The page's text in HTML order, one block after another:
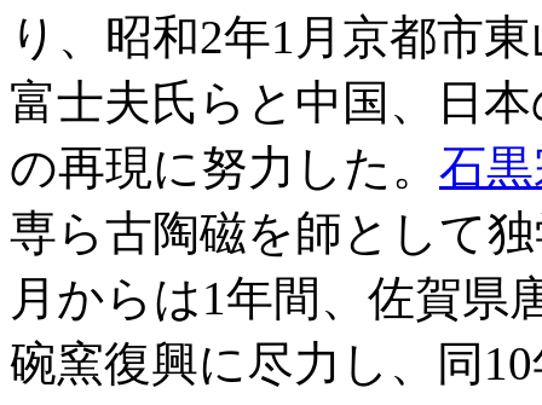
り、昭和2年1月京都市
富士夫氏らと中国、日
の再現に努力した。 石
専ら古陶磁を師として
月からは1年間、佐賀県
碗窯復興に尽力し、同